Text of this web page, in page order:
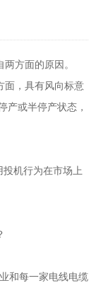
面的原因。
面，具有风向标意
或半停产状态，
投机行为在市场上
？
业和每一家电线电缆